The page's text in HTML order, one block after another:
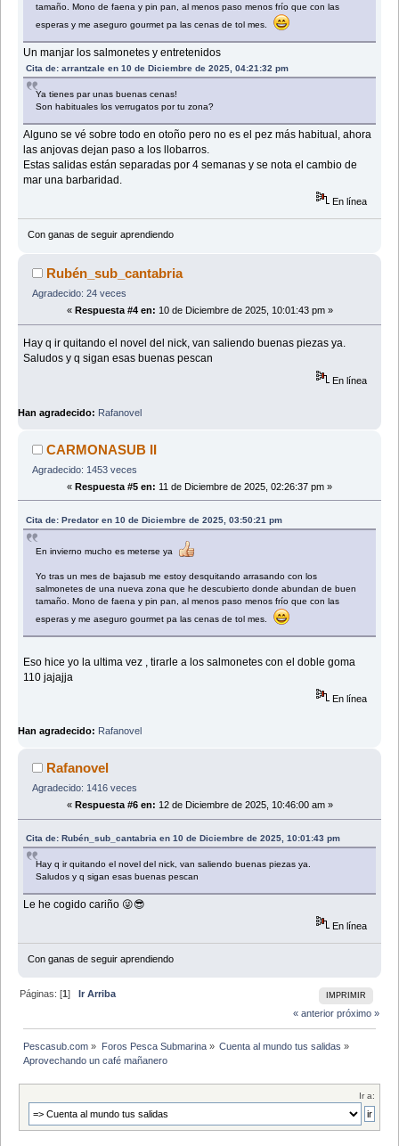
tamaño. Mono de faena y pin pan, al menos paso menos frío que con las
esperas y me aseguro gourmet pa las cenas de tol mes.
Un manjar los salmonetes y entretenidos
Cita de: arrantzale en 10 de Diciembre de 2025, 04:21:32 pm
Ya tienes par unas buenas cenas!
Son habituales los verrugatos por tu zona?
Alguno se vé sobre todo en otoño pero no es el pez más habitual, ahora
las anjovas dejan paso a los llobarros.
Estas salidas están separadas por 4 semanas y se nota el cambio de
mar una barbaridad.
En línea
Con ganas de seguir aprendiendo
Rubén_sub_cantabria
Agradecido: 24 veces
« Respuesta #4 en: 10 de Diciembre de 2025, 10:01:43 pm »
Hay q ir quitando el novel del nick, van saliendo buenas piezas ya.
Saludos y q sigan esas buenas pescan
En línea
Han agradecido: Rafanovel
CARMONASUB II
Agradecido: 1453 veces
« Respuesta #5 en: 11 de Diciembre de 2025, 02:26:37 pm »
Cita de: Predator en 10 de Diciembre de 2025, 03:50:21 pm
En invierno mucho es meterse ya
Yo tras un mes de bajasub me estoy desquitando arrasando con los
salmonetes de una nueva zona que he descubierto donde abundan de buen
tamaño. Mono de faena y pin pan, al menos paso menos frío que con las
esperas y me aseguro gourmet pa las cenas de tol mes.
Eso hice yo la ultima vez , tirarle a los salmonetes con el doble goma
110 jajajja
En línea
Han agradecido: Rafanovel
Rafanovel
Agradecido: 1416 veces
« Respuesta #6 en: 12 de Diciembre de 2025, 10:46:00 am »
Cita de: Rubén_sub_cantabria en 10 de Diciembre de 2025, 10:01:43 pm
Hay q ir quitando el novel del nick, van saliendo buenas piezas ya.
Saludos y q sigan esas buenas pescan
Le he cogido cariño 😜😎
En línea
Con ganas de seguir aprendiendo
IMPRIMIR
Páginas: [1]
Ir Arriba
« anterior próximo »
Pescasub.com » Foros Pesca Submarina» Cuenta al mundo tus salidas »
Aprovechando un café mañanero
Ir a: